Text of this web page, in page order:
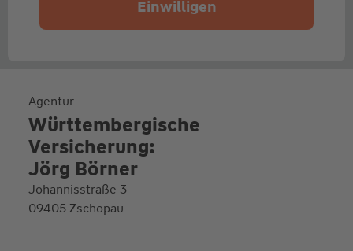
Einwilligen
Agentur
Württembergische
Versicherung:
Jörg Börner
Johannisstraße 3
09405 Zschopau